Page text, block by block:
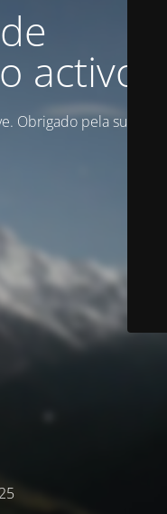
activo
Obrigado pela sua